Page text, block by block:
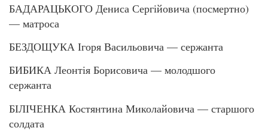
БАДАРАЦЬКОГО Дениса Сергійовича (посмертно)
— матроса
БЕЗДОЩУКА Ігоря Васильовича — сержанта
БИБИКА Леонтія Борисовича — молодшого
сержанта
БІЛІЧЕНКА Костянтина Миколайовича — старшого
солдата